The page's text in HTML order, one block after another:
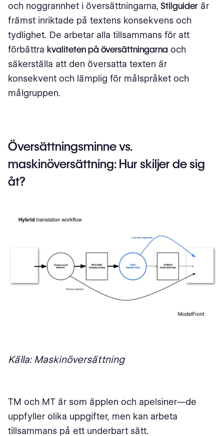
och noggrannhet i översättningarna, Stilguider är
främst inriktade på textens konsekvens och
tydlighet. De arbetar alla tillsammans för att
förbättra kvaliteten på översättningarna och
säkerställa att den översatta texten är
konsekvent och lämplig för målspråket och
målgruppen.
Översättningsminne vs.
maskinöversättning: Hur skiljer de sig
åt?
Källa: Maskinöversättning
TM och MT är som äpplen och apelsiner—de
uppfyller olika uppgifter, men kan arbeta
tillsammans på ett underbart sätt.